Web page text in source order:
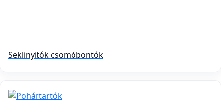
Seklinyitók csomóbontók